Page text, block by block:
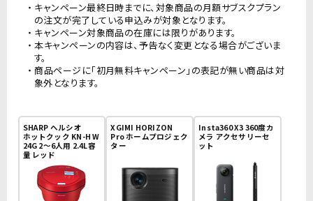
キャンペーン最終日時までに、対象商品の月額サブスクプラン
の注文が完了している申込みが対象となります。
キャンペーン対象商品の在庫には限りがあります。
本キャンペーンの内容は、予告なく変更となる場合がございま
す。
商品ページに「初月無料キャンペーン」の表記が無い商品は対
象外となります。
SHARP ヘルシオ
ホットクック KN-H W
24G 2〜6人用 2.4L容
量 レッド
XGIMI HORIZON
Pro ホームプロジェク
ター
Insta360 X3 360度カ
メラ アクセサリーセ
ット